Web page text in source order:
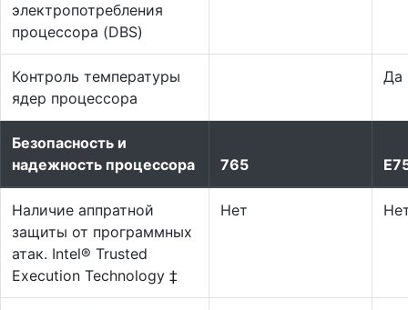
электропотребления
процессора (DBS)
Контроль температуры
ядер процессора
Да
Безопасность и
надежность процессора
765
Наличие аппратной
защиты от программных
атак. Intel® Trusted
Execution Technology ‡
Нет